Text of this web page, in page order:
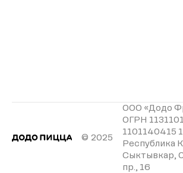
© 2025
ООО «Додо
ОГРН
1101140415
Республика
Сыктывкар,
пр., 16